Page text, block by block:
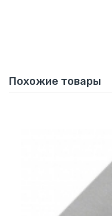
Похожие товары